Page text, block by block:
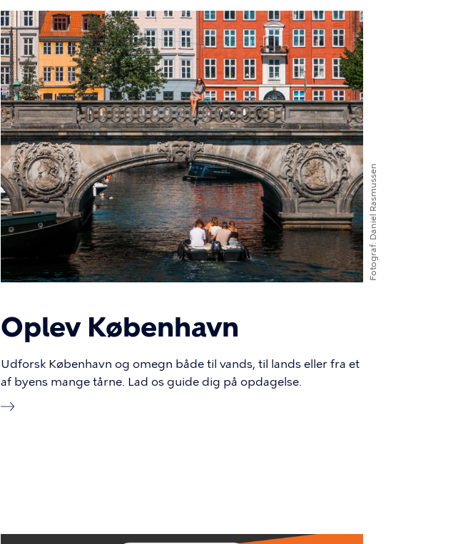
Fotograf
Daniel Rasmussen
Oplev København
Udforsk København og omegn både til vands, til lands eller fra et
af byens mange tårne. Lad os guide dig på opdagelse.